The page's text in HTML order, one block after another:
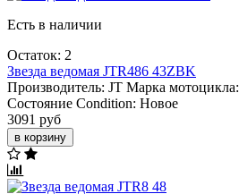
Есть в наличии
Остаток: 2
Звезда ведомая JTR486 43ZBK
Производитель: JT Марка мотоцикла:
Состояние Condition: Новое
3091 руб
в корзину